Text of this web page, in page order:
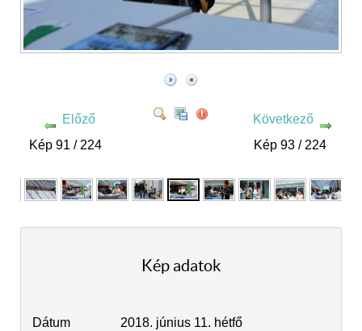
Előző
Kép 91 / 224
Következő
Kép 93 / 224
Kép adatok
Dátum 2018. június 11. hétfő